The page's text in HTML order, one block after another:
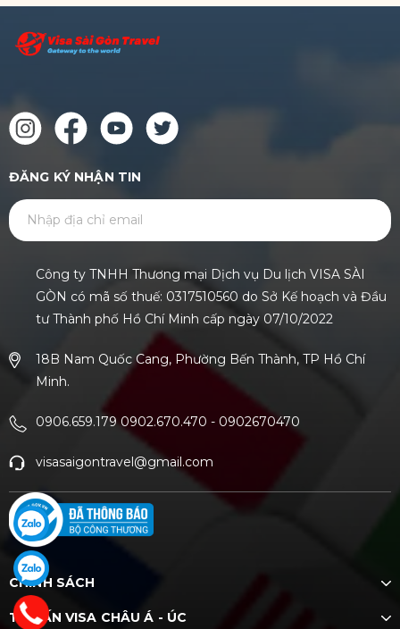
ĐĂNG KÝ NHẬN TIN
Công ty TNHH Thương mại Dịch vụ Du lịch VISA SÀI
GÒN có mã số thuế: 0317510560 do Sở Kế hoạch và Đầu
tư Thành phố Hồ Chí Minh cấp ngày 07/10/2022
18B Nam Quốc Cang, Phường Bến Thành, TP Hồ Chí
Minh.
0906.659.179 0902.670.470 - 0902670470
visasaigontravel@gmail.com
CHÍNH SÁCH
TƯ VẤN VISA CHÂU Á - ÚC